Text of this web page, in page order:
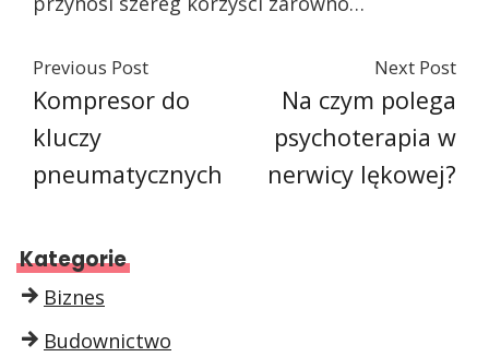
Previous Post
Kompresor do
kluczy
pneumatycznych
Next Post
Na czym polega
psychoterapia w
nerwicy lękowej?
Kategorie
Biznes
Budownictwo